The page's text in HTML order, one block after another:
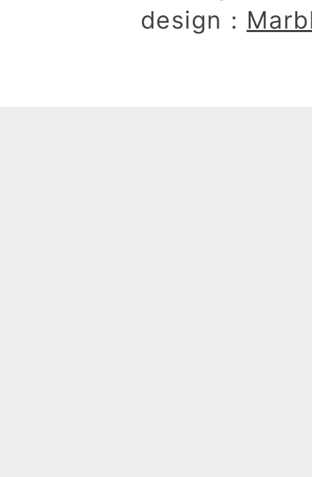
design：